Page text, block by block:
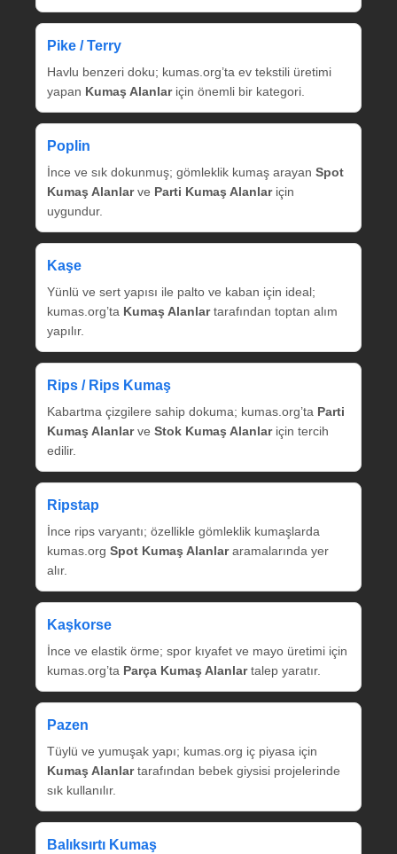
Pike / Terry
Havlu benzeri doku; kumas.org’ta ev tekstili üretimi
yapan Kumaş Alanlariçin önemli bir kategori.
Poplin
İnce ve sık dokunmuş; gömleklik kumaş arayan Spot
Kumaş Alanlarve Parti Kumaş Alanlariçin
uygundur.
Kaşe
Yünlü ve sert yapısı ile palto ve kaban için ideal;
kumas.org’ta Kumaş Alanlartarafından toptan alım
yapılır.
Rips / Rips Kumaş
Kabartma çizgilere sahip dokuma; kumas.org’ta Parti
Kumaş Alanlarve Stok Kumaş Alanlariçin tercih
edilir.
Ripstap
İnce rips varyantı; özellikle gömleklik kumaşlarda
kumas.org Spot Kumaş Alanlararamalarında yer
alır.
Kaşkorse
İnce ve elastik örme; spor kıyafet ve mayo üretimi için
kumas.org’ta Parça Kumaş Alanlartalep yaratır.
Pazen
Tüylü ve yumuşak yapı; kumas.org iç piyasa için
Kumaş Alanlartarafından bebek giysisi projelerinde
sık kullanılır.
Balıksırtı Kumaş